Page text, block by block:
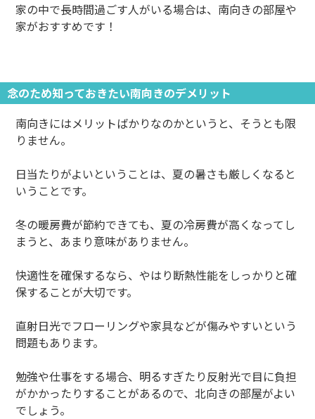
家の中で長時間過ごす人がいる場合は、南向きの部屋や
家がおすすめです！
念のため知っておきたい南向きのデメリット
南向きにはメリットばかりなのかというと、そうとも限
りません。
日当たりがよいということは、夏の暑さも厳しくなると
いうことです。
冬の暖房費が節約できても、夏の冷房費が高くなってし
まうと、あまり意味がありません。
快適性を確保するなら、やはり断熱性能をしっかりと確
保することが大切です。
直射日光でフローリングや家具などが傷みやすいという
問題もあります。
勉強や仕事をする場合、明るすぎたり反射光で目に負担
がかかったりすることがあるので、北向きの部屋がよい
でしょう。